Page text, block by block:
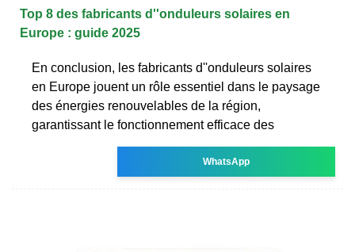
Top 8 des fabricants d''onduleurs solaires en
Europe : guide 2025
En conclusion, les fabricants d''onduleurs solaires
en Europe jouent un rôle essentiel dans le paysage
des énergies renouvelables de la région,
garantissant le fonctionnement efficace des
WhatsApp